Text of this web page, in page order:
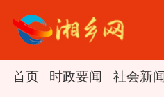
首页 时政要闻 社会新闻